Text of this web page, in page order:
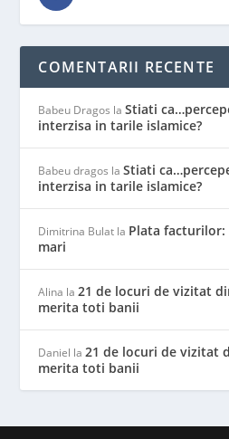
COMENTARII RECENTE
Babeu Dragos laStiati
interzisa in tarile islamice?
Babeu dragos laStiati
interzisa in tarile islamice?
Dimitrina Bulat la Plata facturilor:
mari
Alina la21 de locuri de vizitat
merita toti banii
Daniel la21 de locuri de vizitat
merita toti banii